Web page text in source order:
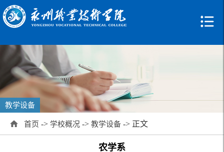
教学设备
首页 -> 学校概况 -> 教学设备 -> 正文
农学系